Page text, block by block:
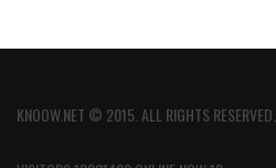
KNOOW.NET © 2015. ALL RIGHTS